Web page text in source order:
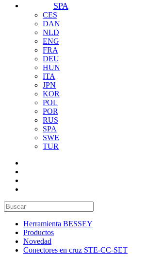
SPA
CES
DAN
NLD
ENG
FRA
DEU
HUN
ITA
JPN
KOR
POL
POR
RUS
SPA
SWE
TUR
Herramienta BESSEY
Productos
Novedad
Conectores en cruz STE-CC-SET